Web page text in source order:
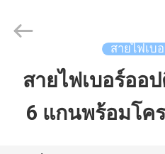
บ้าน
Cable
Industry
Reserved.
สายไฟเบ
สายไฟเบอร์ออ
6 แกนพร้อมโค